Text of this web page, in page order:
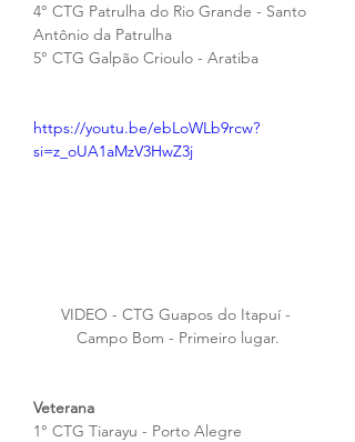
4° CTG Patrulha do Rio Grande - Santo
Antônio da Patrulha
5° CTG Galpão Crioulo - Aratiba
https://youtu.be/ebLoWLb9rcw?
si=z_oUA1aMzV3HwZ3j
VIDEO - CTG Guapos do Itapuí -
Campo Bom - Primeiro lugar.
Veterana
1° CTG Tiarayu - Porto Alegre